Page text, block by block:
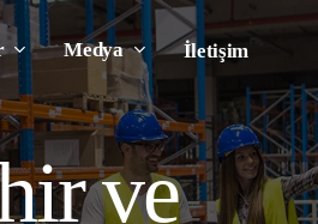
Medya İletişim
ve